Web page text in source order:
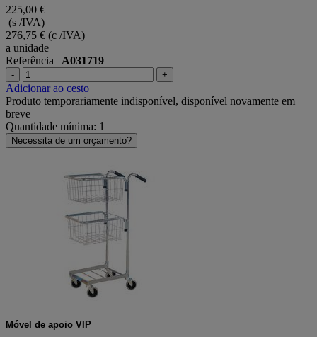
225,00 €
(s /IVA)
276,75 € (c /IVA)
a unidade
Referência A031719
- +
Adicionar ao cesto
Produto temporariamente indisponível, disponível novamente em
breve
Quantidade mínima: 1
Necessita de um orçamento?
Móvel de apoio VIP